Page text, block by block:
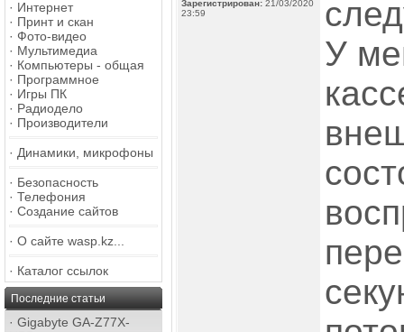
· Интернет
· Принт и скан
· Фото-видео
· Мультимедиа
· Компьютеры - общая
· Программное
· Игры ПК
· Радиодело
· Производители
· Динамики, микрофоны
· Безопасность
· Телефония
· Создание сайтов
· О сайте wasp.kz...
· Каталог ссылок
Последние статьи
· Gigabyte GA-Z77X-
Зарегистрирован: 21/03/2020
23:59
У